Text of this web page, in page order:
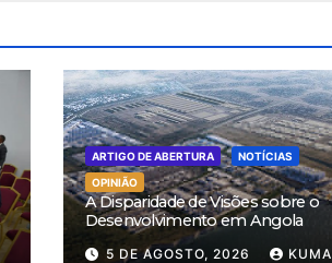
ARTIGO DE ABERTURA
NOTÍCIAS
OPINIÃO
A Disparidade de Visões sobre o
Desenvolvimento em Angola
5 DE AGOSTO, 2026 KUMA